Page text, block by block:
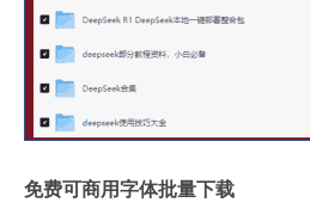
免费可商用字体批量下载